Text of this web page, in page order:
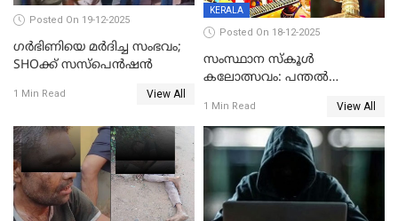
Posted On 19-12-2025
ഗര്‍ഭിണിയെ മർദിച്ച സംഭവം;
SHOക്ക് സസ്പെൻഷൻ
1 Min Read View All
KERALA
Posted On 18-12-2025
സംസ്ഥാന സ്കൂൾ
കലോത്സവം: പന്തൽ
1 Min Read View All